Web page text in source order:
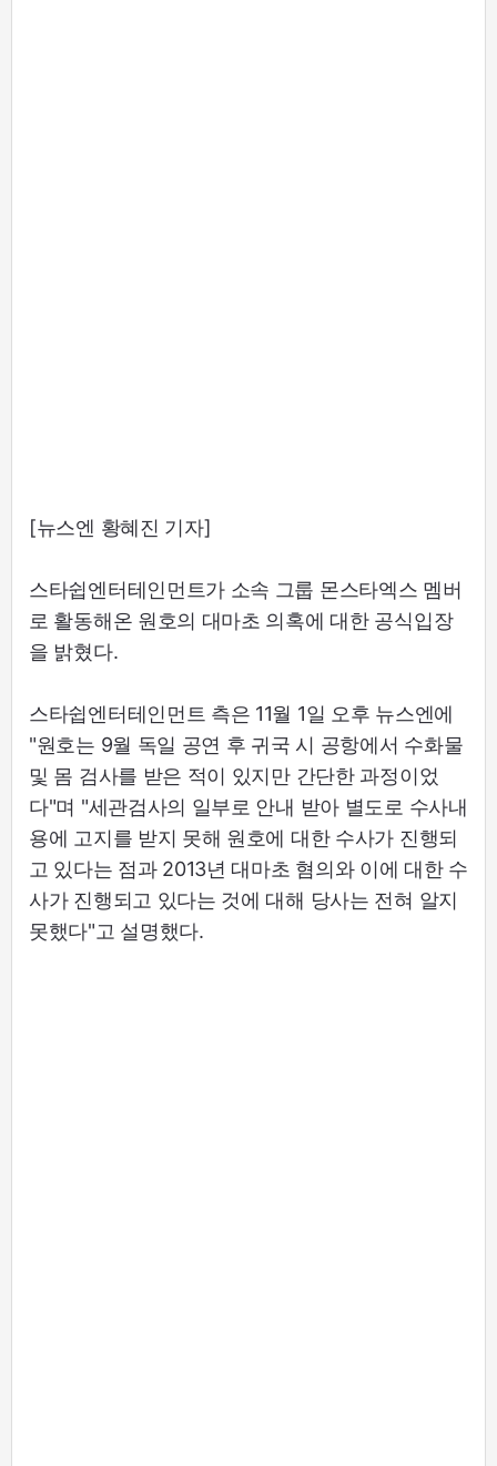
[뉴스엔 황혜진 기자]
스타쉽엔터테인먼트가 소속 그룹 몬스타엑스 멤버
로 활동해온 원호의 대마초 의혹에 대한 공식입장
을 밝혔다.
스타쉽엔터테인먼트 측은 11월 1일 오후 뉴스엔에
"원호는 9월 독일 공연 후 귀국 시 공항에서 수화물
및 몸 검사를 받은 적이 있지만 간단한 과정이었
다"며 "세관검사의 일부로 안내 받아 별도로 수사내
용에 고지를 받지 못해 원호에 대한 수사가 진행되
고 있다는 점과 2013년 대마초 혐의와 이에 대한 수
사가 진행되고 있다는 것에 대해 당사는 전혀 알지
못했다"고 설명했다.